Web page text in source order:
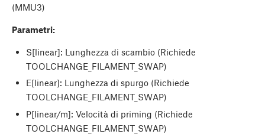
(MMU3)
Parametri:
S[linear]: Lunghezza di scambio (Richiede
TOOLCHANGE_FILAMENT_SWAP)
E[linear]: Lunghezza di spurgo (Richiede
TOOLCHANGE_FILAMENT_SWAP)
P[linear/m]: Velocità di priming (Richiede
TOOLCHANGE_FILAMENT_SWAP)